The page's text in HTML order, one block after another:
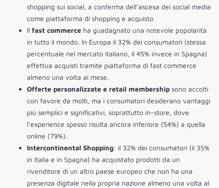
shopping sui social, a conferma dell’ascesa dei social media
come piattaforma di shopping e acquisto
Il fast commerce ha guadagnato una notevole popolarità
in tutto il mondo. In Europa il 32% dei consumatori (stessa
percentuale nel mercato italiano, il 45% invece in Spagna)
effettua acquisti tramite piattaforma di fast commerce
almeno una volta al mese.
Offerte personalizzate e retail membership sono accolti
con favore da molti, ma i consumatori desiderano vantaggi
più semplici e significativi, soprattutto in-store, dove
l’experience spesso risulta ancora inferiore (54%) a quella
online (79%).
Intercontinental Shopping: il 32% dei consumatori (il 35%
in Italia e in Spagna) ha acquistato prodotti da un
rivenditore di un altro paese europeo che non ha una
presenza digitale nella propria nazione almeno una volta al